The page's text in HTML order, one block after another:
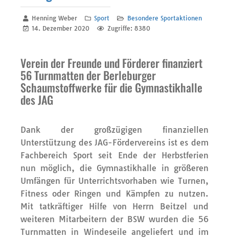
Henning Weber Sport
Besondere Sportaktionen
14. Dezember 2020
Zugriffe: 8380
Verein der Freunde und Förderer finanziert
56 Turnmatten der Berleburger
Schaumstoffwerke für die Gymnastikhalle
des JAG
Dank der großzügigen finanziellen
Unterstützung des JAG-Fördervereins ist es dem
Fachbereich Sport seit Ende der Herbstferien
nun möglich, die Gymnastikhalle in größeren
Umfängen für Unterrichtsvorhaben wie Turnen,
Fitness oder Ringen und Kämpfen zu nutzen.
Mit tatkräftiger Hilfe von Herrn Beitzel und
weiteren Mitarbeitern der BSW wurden die 56
Turnmatten in Windeseile angeliefert und im